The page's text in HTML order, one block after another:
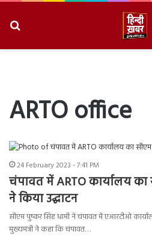
ARTO office
24 February 2023 - 7:41 PM
चंपावत में ARTO कार्यालय
ने किया उद्घाटन
सीएम पुष्कर सिंह धामी ने चंपावत में एआरटीओ
मुख्यमंत्री ने कहा कि चंपावत…